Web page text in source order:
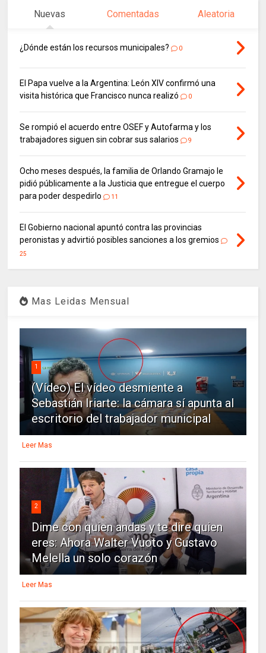
Nuevas Comentadas Aleatoria
¿Dónde están los recursos municipales? 0
El Papa vuelve a la Argentina: León XIV confirmó una
visita histórica que Francisco nunca realizó
0
Se rompió el acuerdo entre OSEF y Autofarma y los
trabajadores siguen sin cobrar sus salarios
9
Ocho meses después, la familia de Orlando Gramajo le
pidió públicamente a la Justicia que entregue el cuerpo
para poder despedirlo
11
El Gobierno nacional apuntó contra las provincias
peronistas y advirtió posibles sanciones a los gremios
25
Mas Leidas Mensual
1
(Vídeo) El vídeo desmiente a
Sebastián Iriarte: la cámara sí apunta al
escritorio del trabajador municipal
Leer Mas
2
Dime con quien andas y te dire quien
eres: Ahora Walter Vuoto y Gustavo
Melella un solo corazón
Leer Mas